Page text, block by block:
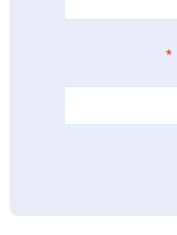
*